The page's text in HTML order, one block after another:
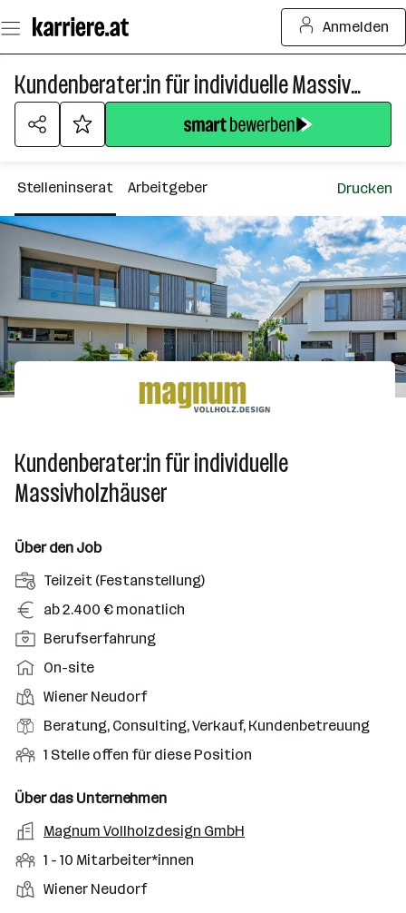
Seiteninhalt
springen
Anmelden
Kundenberater:in für individuelle Massivholzhäuser
Stelleninserat Arbeitgeber Drucken
Kundenberater:in für individuelle
Massivholzhäuser
Über den Job
A
n
t
e
l
u
n
s
r
t
Teilzeit (Festanstellung)
G
e
h
a
l
t
ab 2.400 € monatlich
P
o
i
t
i
n
e
b
n
Berufserfahrung
A
r
b
e
i
s
m
o
d
e
On-site
D
i
n
t
o
t
Wiener Neudorf
B
e
u
s
f
l
Beratung, Consulting, Verkauf, Kundenbetreuung
O
f
n
e
S
1 Stelle offen für diese Position
Über das Unternehmen
A
r
e
Magnum Vollholzdesign GmbH
M
i
t
1 - 10 Mitarbeiter*innen
S
Wiener Neudorf